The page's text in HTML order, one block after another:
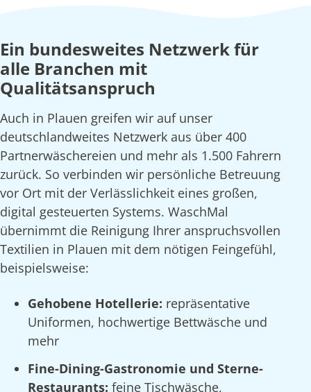
Ein bundesweites Netzwerk für
alle Branchen mit
Qualitätsanspruch
Auch in Plauen greifen wir auf unser
deutschlandweites Netzwerk aus über 400
Partnerwäschereien und mehr als 1.500 Fahrern
zurück. So verbinden wir persönliche Betreuung
vor Ort mit der Verlässlichkeit eines großen,
digital gesteuerten Systems. WaschMal
übernimmt die Reinigung Ihrer anspruchsvollen
Textilien in Plauen mit dem nötigen Feingefühl,
beispielsweise:
Gehobene Hotellerie: repräsentative
Uniformen, hochwertige Bettwäsche und
mehr
Fine-Dining-Gastronomie und Sterne-
Restaurants: feine Tischwäsche,